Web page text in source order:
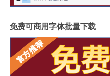
免费可商用字体批量下载